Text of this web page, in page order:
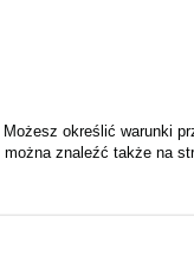
pupila
. Możesz określić warunki
znaleźć także na